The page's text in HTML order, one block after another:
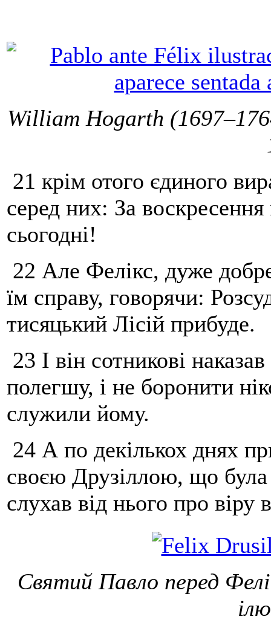
William Hogarth
21 крім отого єдиного
серед них: За
сьогодні!
22 Але Фелікс, дуже
їм справу, говорячи:
тисяцький Лісій прибуде.
23 І він сотникові
полегшу, і не боронити
служили йому.
24 А по декількох днях
своєю Друзіллою, що
слухав від нього про віру
Святий Павло перед